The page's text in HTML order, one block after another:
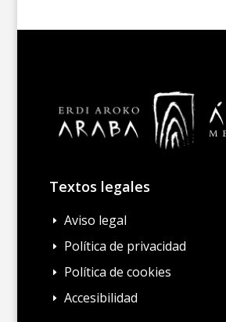
Textos legales
E Aviso legal
E Política de privacidad
E Política de cookies
E Accesibilidad